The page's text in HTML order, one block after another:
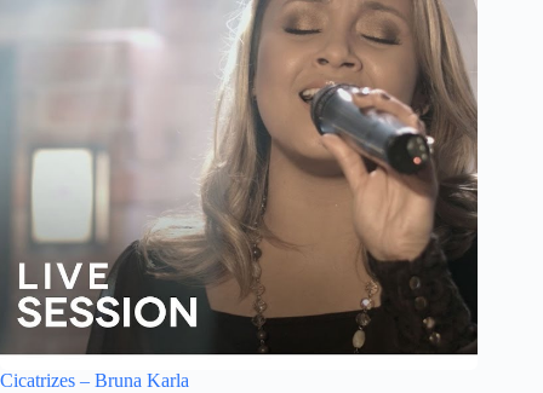
Cicatrizes – Bruna Karla